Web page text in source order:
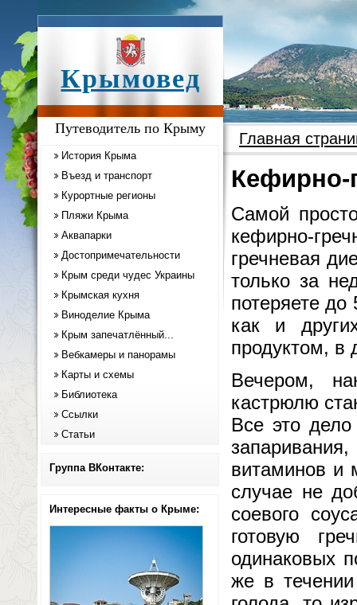
Крымовед
Путеводитель по Крыму
История Крыма
Въезд и транспорт
Курортные регионы
Пляжи Крыма
Аквапарки
Достопримечательности
Крым среди чудес Украины
Крымская кухня
Виноделие Крыма
Крым запечатлённый...
Вебкамеры и панорамы
Карты и схемы
Библиотека
Ссылки
Статьи
Группа ВКонтакте:
Интересные факты о Крыме:
Главная
Кефирно-
Самой
кефирно-
гречневая
только за
потеряете
как и
продуктом, в
Вечером,
кастрюлю
Все это дело
витаминов и
случае не
соевого
готовую
одинаковых
же в